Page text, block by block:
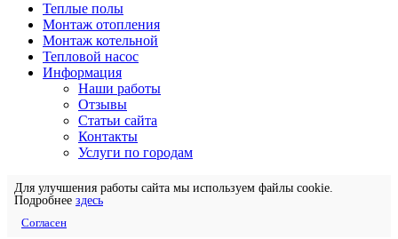
Теплые полы
Монтаж отопления
Монтаж котельной
Тепловой насос
Информация
Наши работы
Отзывы
Статьи сайта
Контакты
Услуги по городам
Для улучшения работы сайта мы используем файлы cookie.
Подробнее здесь
Согласен